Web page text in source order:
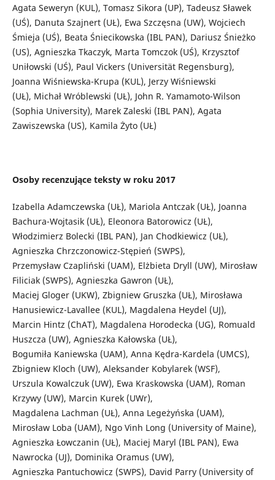
Agata Seweryn (KUL), Tomasz Sikora (UP), Tadeusz Sławek
(UŚ), Danuta Szajnert (UŁ), Ewa Szczęsna (UW), Wojciech
Śmieja (UŚ), Beata Śniecikowska (IBL PAN), Dariusz Śnieżko
(US), Agnieszka Tkaczyk, Marta Tomczok (UŚ), Krzysztof
Uniłowski (UŚ), Paul Vickers (Universität Regensburg),
Joanna Wiśniewska-Krupa (KUL), Jerzy Wiśniewski
(UŁ), Michał Wróblewski (UŁ), John R. Yamamoto-Wilson
(Sophia University), Marek Zaleski (IBL PAN), Agata
Zawiszewska (US), Kamila Żyto (UŁ)
Osoby recenzujące teksty w roku 2017
Izabella Adamczewska (UŁ), Mariola Antczak (UŁ), Joanna
Bachura-Wojtasik (UŁ), Eleonora Batorowicz (UŁ),
Włodzimierz Bolecki (IBL PAN), Jan Chodkiewicz (UŁ),
Agnieszka Chrzczonowicz-Stępień (SWPS),
Przemysław Czapliński (UAM), Elżbieta Dryll (UW), Mirosław
Filiciak (SWPS), Agnieszka Gawron (UŁ),
Maciej Gloger (UKW), Zbigniew Gruszka (UŁ), Mirosława
Hanusiewicz-Lavallee (KUL), Magdalena Heydel (UJ),
Marcin Hintz (ChAT), Magdalena Horodecka (UG), Romuald
Huszcza (UW), Agnieszka Kałowska (UŁ),
Bogumiła Kaniewska (UAM), Anna Kędra-Kardela (UMCS),
Zbigniew Kloch (UW), Aleksander Kobylarek (WSF),
Urszula Kowalczuk (UW), Ewa Kraskowska (UAM), Roman
Krzywy (UW), Marcin Kurek (UWr),
Magdalena Lachman (UŁ), Anna Legeżyńska (UAM),
Mirosław Loba (UAM), Ngo Vinh Long (University of Maine),
Agnieszka Łowczanin (UŁ), Maciej Maryl (IBL PAN), Ewa
Nawrocka (UJ), Dominika Oramus (UW),
Agnieszka Pantuchowicz (SWPS), David Parry (University of